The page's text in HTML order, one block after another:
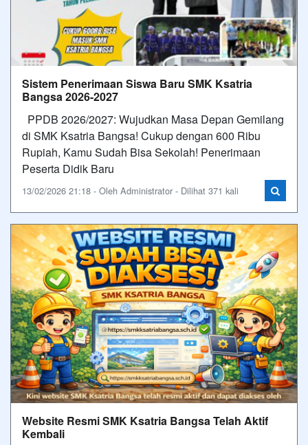
Sistem Penerimaan Siswa Baru SMK Ksatria
Bangsa 2026-2027
PPDB 2026/2027: Wujudkan Masa Depan Gemilang
di SMK Ksatria Bangsa! Cukup dengan 600 Ribu
Rupiah, Kamu Sudah Bisa Sekolah! Penerimaan
Peserta Didik Baru
13/02/2026 21:18 - Oleh Administrator - Dilihat 371 kali
Website Resmi SMK Ksatria Bangsa Telah Aktif
Kembali